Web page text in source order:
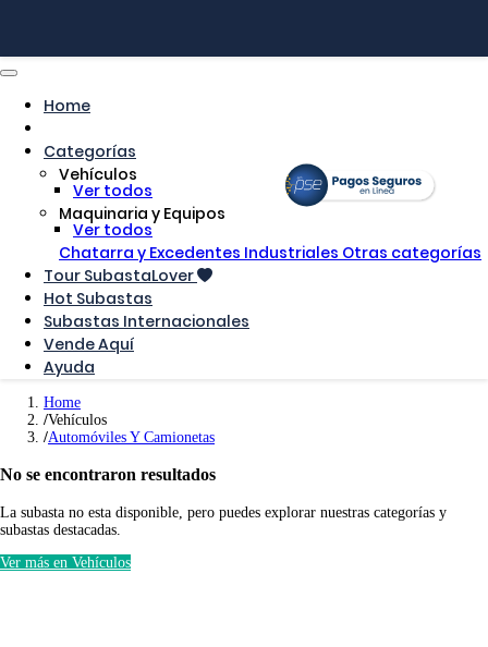
Home
Categorías
Vehículos
Ver todos
Maquinaria y Equipos
Ver todos
Chatarra y Excedentes Industriales Otras categorías
Tour SubastaLover
Hot Subastas
Subastas Internacionales
Vende Aquí
Ayuda
Home
Vehículos
Automóviles Y Camionetas
No se encontraron resultados
La subasta no esta disponible, pero puedes explorar nuestras categorías y
subastas destacadas.
Ver más en Vehículos